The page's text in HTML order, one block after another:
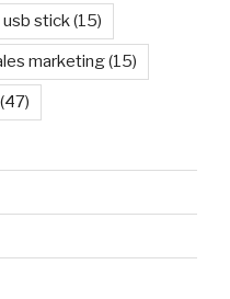
usb stick(15)
marketing(15)
(47)